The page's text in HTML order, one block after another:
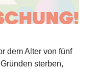
dem Alter von fünf
sterben,